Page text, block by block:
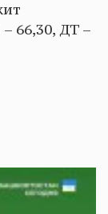
66,30, ДТ –